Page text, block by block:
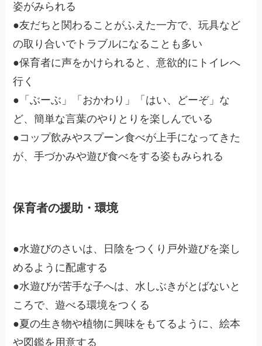
姿がみられる
●友だちと関わることがふえた一方で、玩具など
の取り合いでトラブルになることも多い
●保育者に声をかけられると、意欲的にトイレへ
行く
●「ぶーぶ」「おかわり」「はい、どーぞ」な
ど、簡単な言葉のやりとりを楽しんでいる
●コップ飲みやスプーン食べが上手になってきた
が、手づかみや遊び食べをする姿もみられる
保育者の援助・環境
●水遊びのさいは、日陰をつくり戸外遊びを楽し
めるように配慮する
●水遊びが苦手な子へは、水しぶきがとばないと
ころで、遊べる環境をつくる
●夏の生き物や植物に興味をもてるように、絵本
や図鑑を用意する